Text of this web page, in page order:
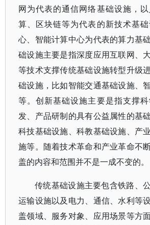
网为代表的通信网络基础设施，
算、区块链等为代表的新技术基
心、智能计算中心为代表的算力基
础设施主要是指深度应用互联网、
等技术支撑传统基础设施转型升级
础设施，比如智能交通基础设施、
等。创新基础设施主要是指支撑
发、产品研制的具有公益属性的基
科技基础设施、科教基础设施、产
施等。随着技术革命和产业革命不
盖的内容和范围并不是一成不变的。
传统基础设施主要包含铁路、
运输设施以及电力、通信、水利等
盖领域、服务对象、应用场景等方